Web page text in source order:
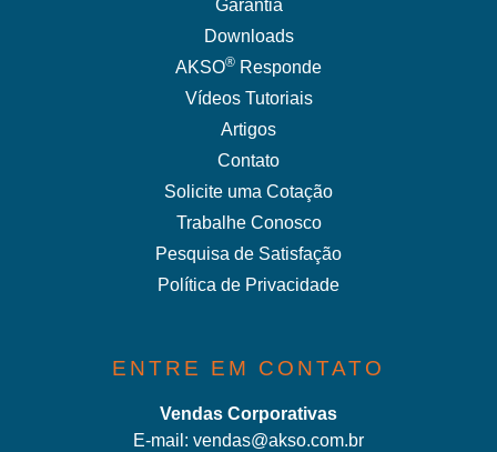
Garantia
Downloads
AKSO® Responde
Vídeos Tutoriais
Artigos
Contato
Solicite uma Cotação
Trabalhe Conosco
Pesquisa de Satisfação
Política de Privacidade
ENTRE EM CONTATO
Vendas Corporativas
E-mail: vendas@akso.com.br